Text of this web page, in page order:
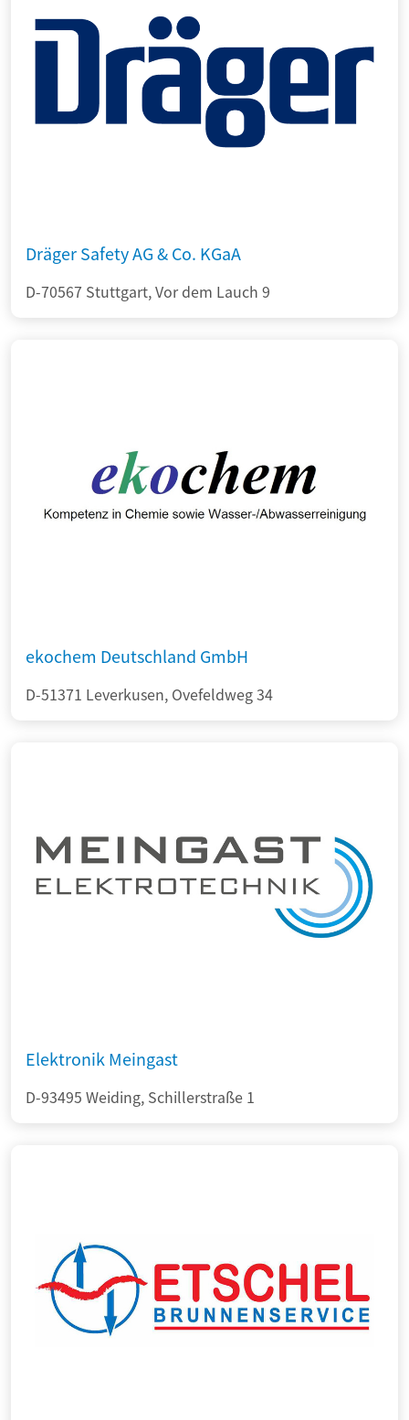
Dräger Safety AG & Co. KGaA
D-70567 Stuttgart, Vor dem Lauch 9
ekochem Deutschland GmbH
D-51371 Leverkusen, Ovefeldweg 34
Elektronik Meingast
D-93495 Weiding, Schillerstraße 1